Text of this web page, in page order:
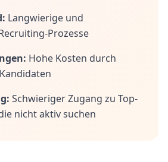
Langwierige und
Prozesse
Hohe Kosten durch
Schwieriger Zugang zu Top-
nicht aktiv suchen